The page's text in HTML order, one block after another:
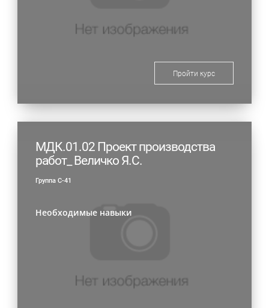
Пройти курс
МДК.01.02 Проект производства
работ_ Величко Я.С.
Группа С-41
Необходимые навыки